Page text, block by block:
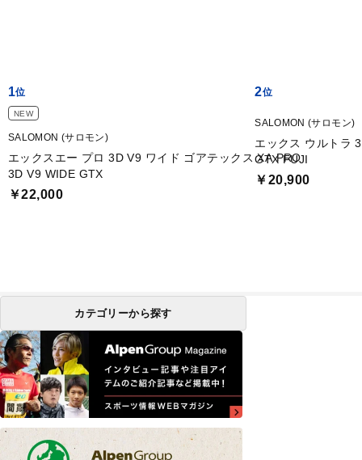
1
NEW
SALOMON (サロモン)
エックスエー プロ 3D V9 ワイド ゴアテックス XA PRO
3D V9 WIDE GTX
￥22,000
2
SALOMON (サロモン)
エックス ウルトラ
GTX FUJI
￥20,900
カテゴリーから探す